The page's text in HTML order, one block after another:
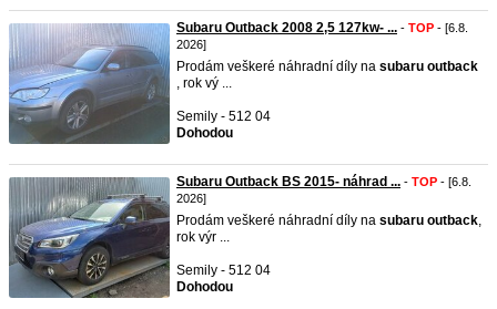
Subaru Outback 2008 2,5 127kw- ... - TOP - [6.8.
2026]
Prodám veškeré náhradní díly na subaru outback
, rok vý ...
Semily - 512 04
Dohodou
Subaru Outback BS 2015- náhrad ... - TOP - [6.8.
2026]
Prodám veškeré náhradní díly na subaru outback,
rok výr ...
Semily - 512 04
Dohodou